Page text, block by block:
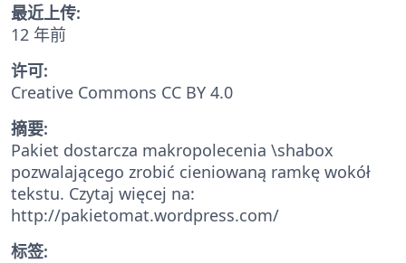
最近上传:
12 年前
许可:
Creative Commons CC BY 4.0
摘要:
Pakiet dostarcza makropolecenia \shabox
pozwalającego zrobić cieniowaną ramkę wokół
tekstu. Czytaj więcej na:
http://pakietomat.wordpress.com/
标签: